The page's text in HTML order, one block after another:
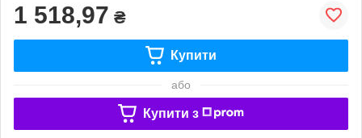
1 518,97 ₴
Купити
або
Купити з